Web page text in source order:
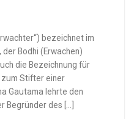
bezeichnet im
der Bodhi (Erwachen)
die Bezeichnung für
zum Stifter einer
Gautama lehrte den
Begründer des […]